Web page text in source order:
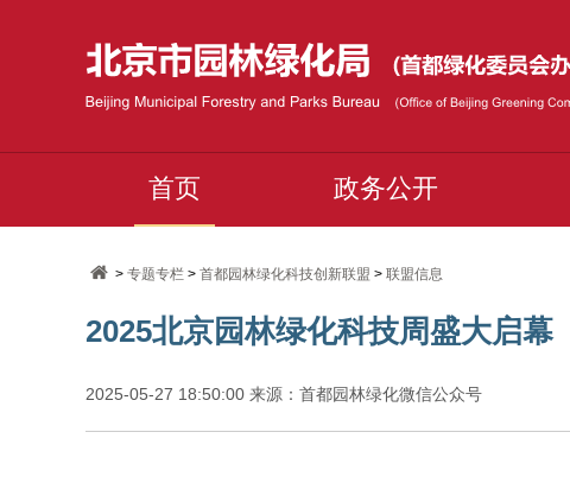
首页 政务公开
>专题专栏 >首都园林绿化科技创新联盟 >联盟信息
2025北京园林绿化科技周盛大启幕
2025-05-27 18:50:00 来源：首都园林绿化微信公众号